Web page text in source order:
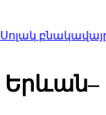
Երևան–